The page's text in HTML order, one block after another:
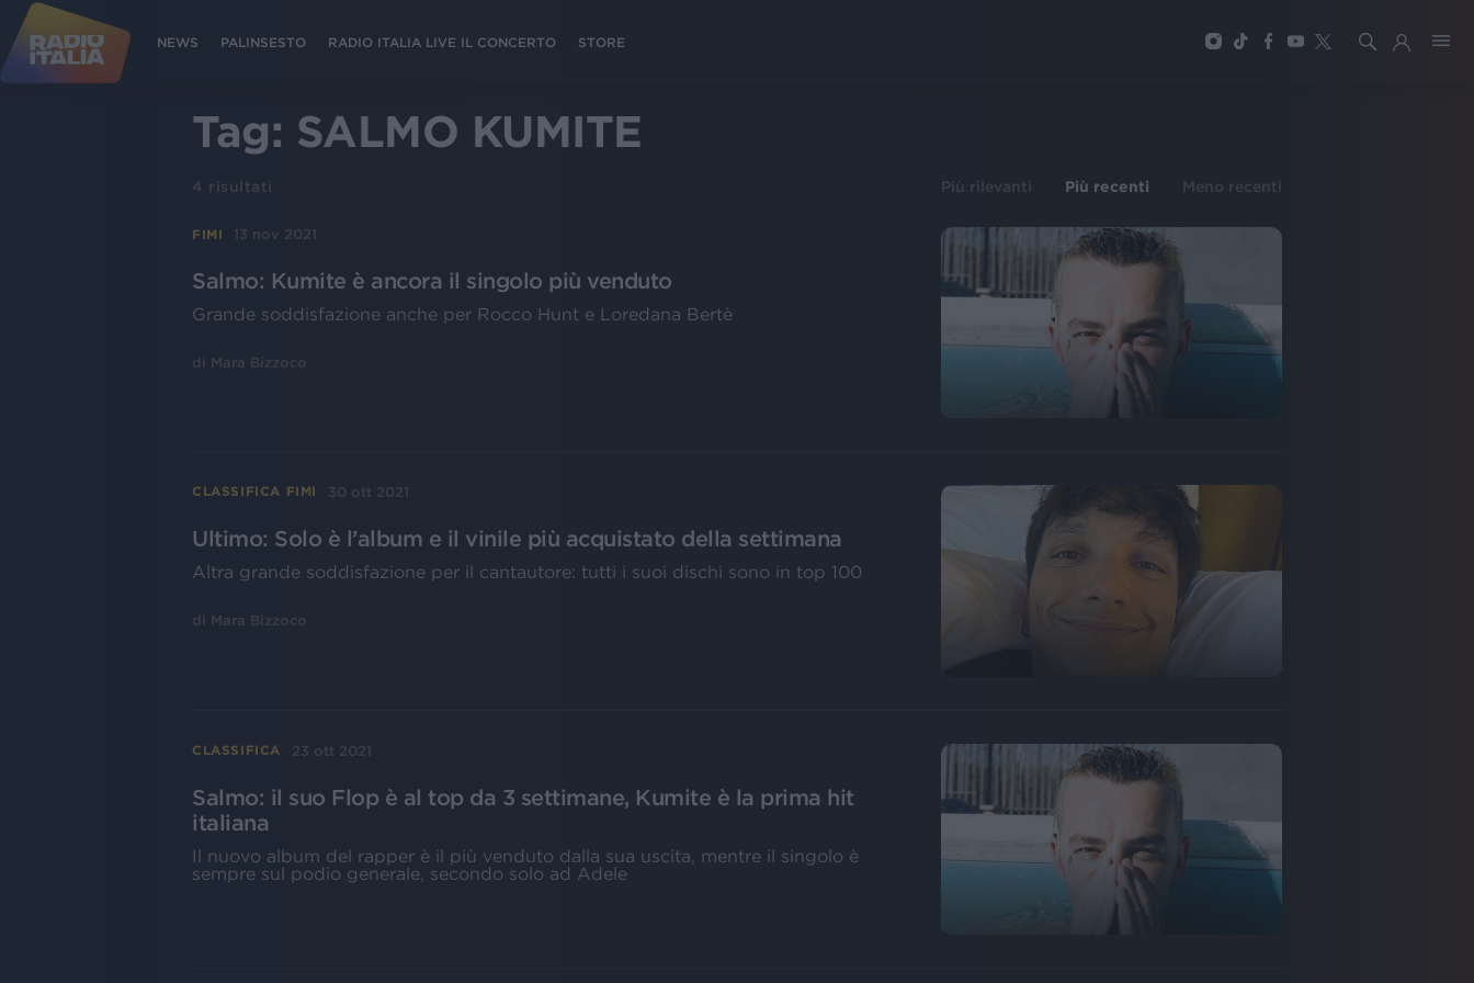
NEWS PALINSESTO RADIO ITALIA LIVE IL CONCERTO STORE
Tag: SALMO KUMITE
4 risultati Più rilevanti Più recenti Meno recenti
FIMI 13 nov 2021
Salmo: Kumite è ancora il singolo più venduto
Grande soddisfazione anche per Rocco Hunt e Loredana Bertè
di Mara Bizzoco
CLASSIFICA FIMI 30 ott 2021
Ultimo: Solo è l’album e il vinile più acquistato della settimana
Altra grande soddisfazione per il cantautore: tutti i suoi dischi sono in top 100
di Mara Bizzoco
CLASSIFICA 23 ott 2021
Salmo: il suo Flop è al top da 3 settimane, Kumite è la prima hit
italiana
Il nuovo album del rapper è il più venduto dalla sua uscita, mentre il singolo è
sempre sul podio generale, secondo solo ad Adele